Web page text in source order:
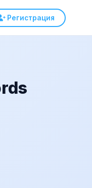
Регистрация